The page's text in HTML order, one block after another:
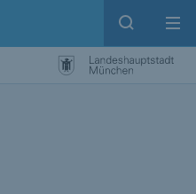
Suche